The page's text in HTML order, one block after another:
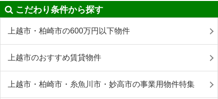
こだわり条件から探す
上越市・柏崎市の600万円以下物件
上越市のおすすめ賃貸物件
上越市・柏崎市・糸魚川市・妙高市の事業用物件特集